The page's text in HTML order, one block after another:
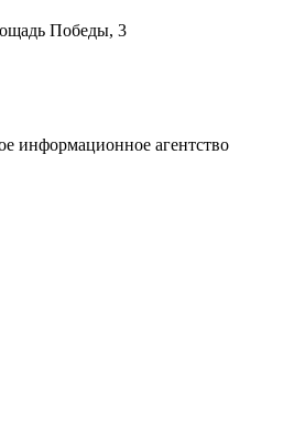
Победы, 3
информационное агентство